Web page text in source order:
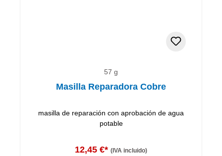
57 g
Masilla Reparadora Cobre
masilla de reparación con aprobación de agua
potable
12,45 €* (IVA incluido)